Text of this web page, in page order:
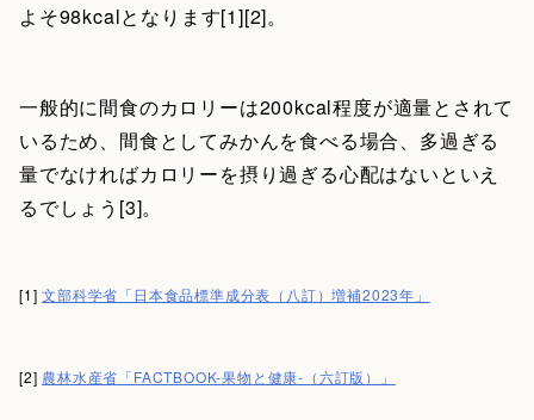
よそ98kcalとなります[1][2]。
一般的に間食のカロリーは200kcal程度が適量とされて
いるため、間食としてみかんを食べる場合、多過ぎる
量でなければカロリーを摂り過ぎる心配はないといえ
るでしょう[3]。
[1]文部科学省「日本食品標準成分表（八訂）増補2023年」
[2] 農林水産省「FACTBOOK-果物と健康-（六訂版）」